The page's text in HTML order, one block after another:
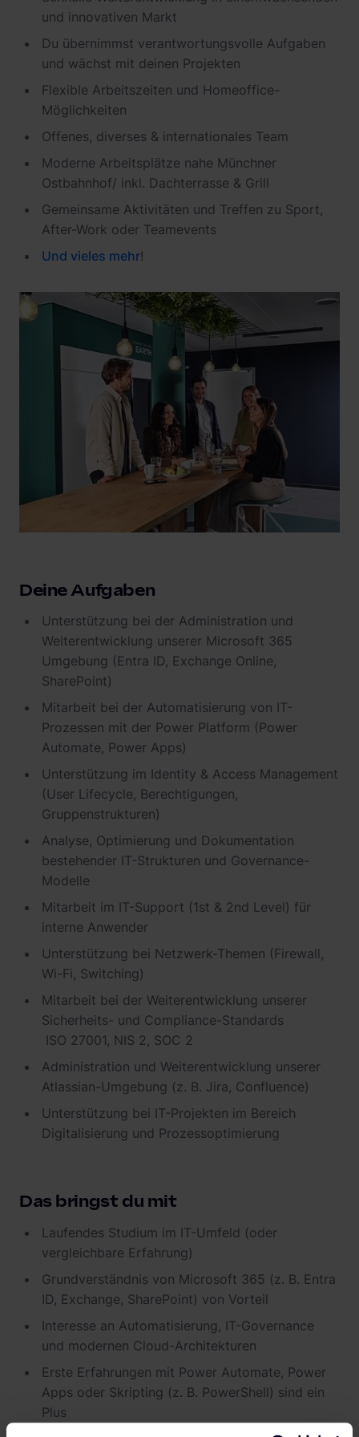
ChargePilot® partner program
Newsroom
References
Investor relations
und innovativen Markt
Du übernimmst verantwortungsvolle Aufgaben
und wächst mit deinen Projekten
Flexible Arbeitszeiten und Homeoffice-
Möglichkeiten
Offenes, diverses & internationales Team
Moderne Arbeitsplätze nahe Münchner
Ostbahnhof/ inkl. Dachterrasse & Grill
Gemeinsame Aktivitäten und Treffen zu Sport,
After-Work oder Teamevents
Und vieles mehr!
Deine Aufgaben
Unterstützung bei der Administration und
Weiterentwicklung unserer Microsoft 365
Umgebung (Entra ID, Exchange Online,
SharePoint)
Mitarbeit bei der Automatisierung von IT-
Prozessen mit der Power Platform (Power
Automate, Power Apps)
Unterstützung im Identity & Access Management
(User Lifecycle, Berechtigungen,
Gruppenstrukturen)
Analyse, Optimierung und Dokumentation
bestehender IT-Strukturen und Governance-
Modelle
Mitarbeit im IT-Support (1st & 2nd Level) für
interne Anwender
Unterstützung bei Netzwerk-Themen (Firewall,
Wi-Fi, Switching)
Mitarbeit bei der Weiterentwicklung unserer
Sicherheits- und Compliance-Standards
ISO 27001, NIS 2, SOC 2
Administration und Weiterentwicklung unserer
Atlassian-Umgebung (z. B. Jira, Confluence)
Unterstützung bei IT-Projekten im Bereich
Digitalisierung und Prozessoptimierung
Das bringst du mit
Laufendes Studium im IT-Umfeld (oder
vergleichbare Erfahrung)
Grundverständnis von Microsoft 365 (z. B. Entra
ID, Exchange, SharePoint) von Vorteil
Interesse an Automatisierung, IT-Governance
und modernen Cloud-Architekturen
Erste Erfahrungen mit Power Automate, Power
Apps oder Skripting (z. B. PowerShell) sind ein
Plus